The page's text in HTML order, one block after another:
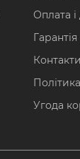
Оплата і
Гарантія
Контакти
Угода